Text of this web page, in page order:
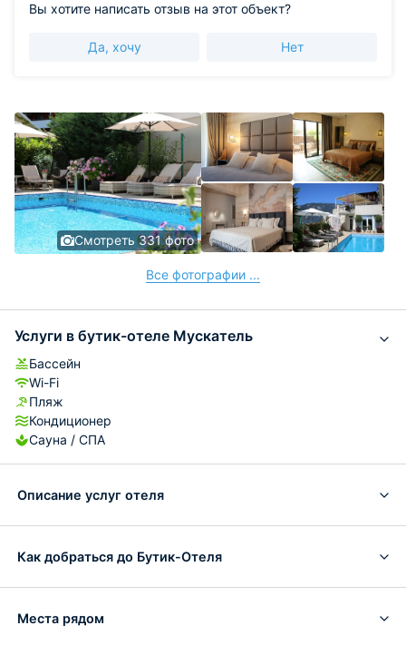
Вы хотите написать отзыв на этот объект?
Да, хочу Нет
Смотреть 331 фото
Все фотографии ...
Услуги в бутик-отеле Мускатель
Бассейн
Wi-Fi
Пляж
Кондиционер
Сауна / СПА
Описание услуг отеля
Как добраться до Бутик-Отеля
Места рядом